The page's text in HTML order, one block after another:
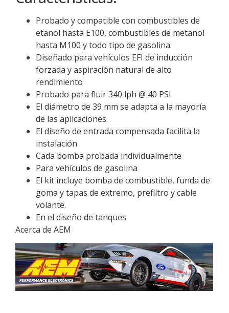
Probado y compatible con combustibles de
etanol hasta E100, combustibles de metanol
hasta M100 y todo tipo de gasolina.
Diseñado para vehículos EFI de inducción
forzada y aspiración natural de alto
rendimiento
Probado para fluir 340 lph @ 40 PSI
El diámetro de 39 mm se adapta a la mayoría
de las aplicaciones.
El diseño de entrada compensada facilita la
instalación
Cada bomba probada individualmente
Para vehículos de gasolina
El kit incluye bomba de combustible, funda de
goma y tapas de extremo, prefiltro y cable
volante.
En el diseño de tanques
Acerca de AEM